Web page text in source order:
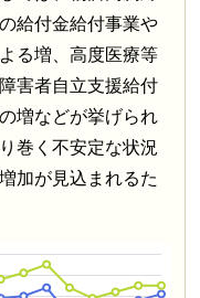
給付金給付事業や
る増、高度医療等
害者自立支援給付
増などが挙げられ
巻く不安定な状況
加が見込まれるた